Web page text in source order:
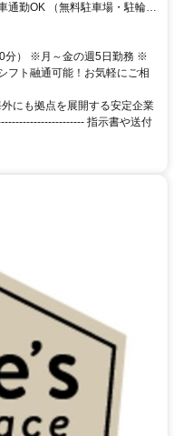
郡駅」より車で約6分 ・名
・国道23号（名豊道路）「蒲
ルートが多く、毎日の運転も
ん、 豊橋市・豊川市・西尾
アクセス抜群。 実際に市外か
ています。 ※「蒲郡駅」から
名鉄蒲郡線蒲郡競艇場前 徒
分） ※月～金の週5日勤務 ※
フト融通可能！お気軽にご相
にも拠点を展開する安定企業
指示書や送付